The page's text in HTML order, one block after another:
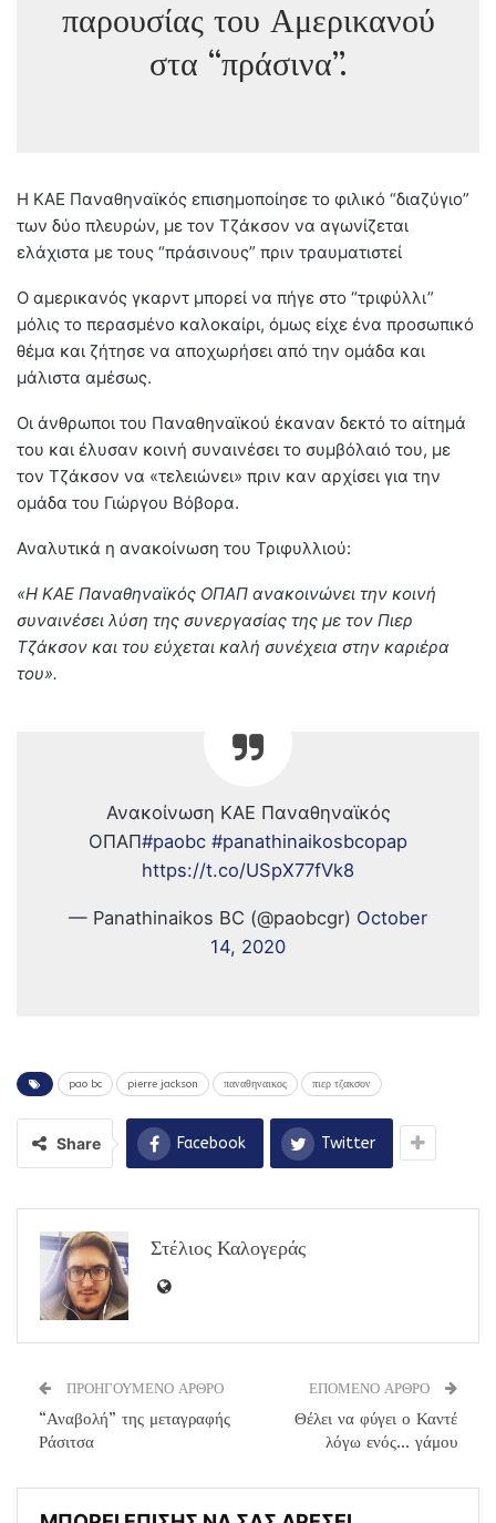
παρουσίας του Αμερικανού
στα “πράσινα”.
Η ΚΑΕ Παναθηναϊκός επισημοποίησε το φιλικό “διαζύγιο”
των δύο πλευρών, με τον Τζάκσον να αγωνίζεται
ελάχιστα με τους “πράσινους” πριν τραυματιστεί
Ο αμερικανός γκαρντ μπορεί να πήγε στο “τριφύλλι”
μόλις το περασμένο καλοκαίρι, όμως είχε ένα προσωπικό
θέμα και ζήτησε να αποχωρήσει από την ομάδα και
μάλιστα αμέσως.
Οι άνθρωποι του Παναθηναϊκού έκαναν δεκτό το αίτημά
του και έλυσαν κοινή συναινέσει το συμβόλαιό του, με
τον Τζάκσον να «τελειώνει» πριν καν αρχίσει για την
ομάδα του Γιώργου Βόβορα.
Αναλυτικά η ανακοίνωση του Τριφυλλιού:
«Η ΚΑΕ Παναθηναϊκός ΟΠΑΠ ανακοινώνει την κοινή
συναινέσει λύση της συνεργασίας της με τον Πιερ
Τζάκσον και του εύχεται καλή συνέχεια στην καριέρα
του».
Ανακοίνωση ΚΑΕ Παναθηναϊκός
ΟΠΑΠ#paobc #panathinaikosbcopap
https://t.co/USpX77fVk8
— Panathinaikos BC (@paobcgr) October
14, 2020
pao bc pierre jackson παναθηναικος πιερ τζακσον
Share Facebook Twitter
Στέλιος Καλογεράς
ΠΡΟΗΓΟΥΜΕΝΟ ΑΡΘΡΟ
“Αναβολή” της μεταγραφής
Ράσιτσα
ΕΠΟΜΕΝΟ ΑΡΘΡΟ
Θέλει να φύγει ο Καντέ
λόγω ενός… γάμου